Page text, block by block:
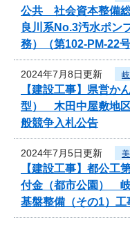
公共 社会資本整備
良川系No.3汚水ポン
務）（第102-PM-22
2024年7月8日更新
【建設工事】県営か
型） 木田中屋敷地
般競争入札公告
2024年7月5日更新
【建設工事】都公
付金（都市公園）
基盤整備（その1）工